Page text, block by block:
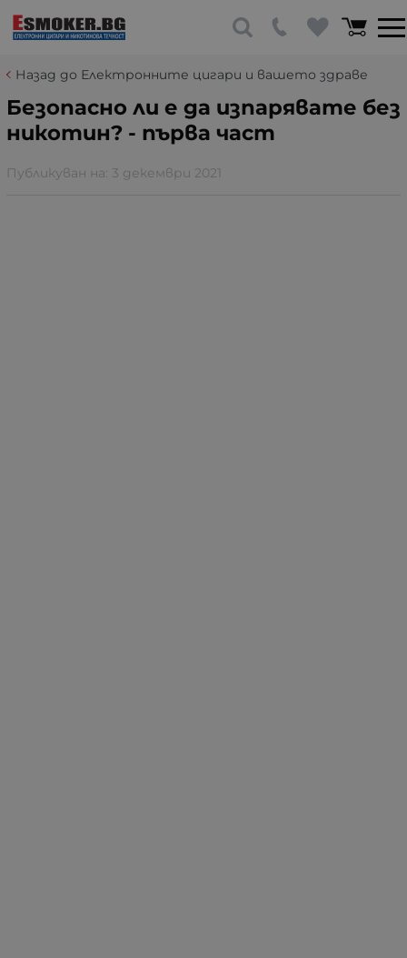
Назад до Електронните цигари и вашето здраве
Безопасно ли е да изпарявате без
никотин? - първа част
Публикуван на: 3 декември 2021